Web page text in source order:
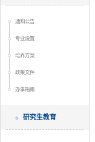
通知公告
专业设置
培养方案
政策文件
办事指南
研究生教育